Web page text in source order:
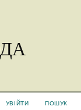
УВІЙТИ
ПОШУК